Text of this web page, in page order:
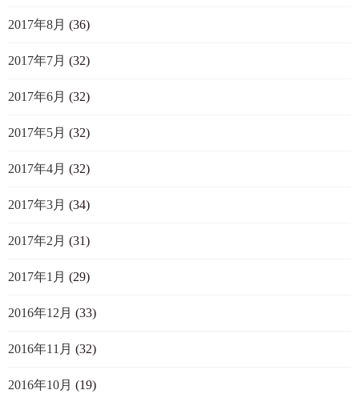
2017年8月 (36)
2017年7月 (32)
2017年6月 (32)
2017年5月 (32)
2017年4月 (32)
2017年3月 (34)
2017年2月 (31)
2017年1月 (29)
2016年12月 (33)
2016年11月 (32)
2016年10月 (19)